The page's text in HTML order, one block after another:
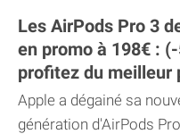
Les AirPods Pro 3
en promo à 198€ :
profitez du meilleur
Apple a dégainé sa
génération d'AirPods